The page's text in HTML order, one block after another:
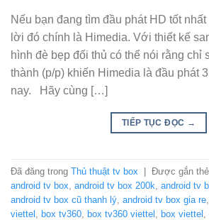
Nếu bạn đang tìm đầu phát HD tốt
lời đó chính là Himedia. Với thiết kế
hình đè bẹp đối thủ có thể nói rằng chỉ
thành (p/p) khiến Himedia là đầu phát
nay. Hãy cùng […]
TIẾP TỤC ĐỌC →
Đã đăng trong Thủ thuật tv box Được gắn thẻ
android tv box android tv box 200k android tv
android tv box cũ thanh lý android tv box gia re
viettel
box tv360 box tv360 viettel box viettel